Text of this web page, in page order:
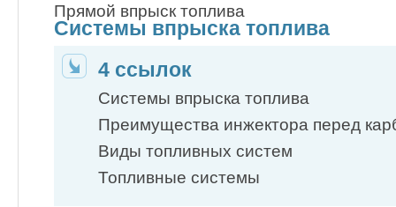
Прямой впрыск топлива
Системы впрыска топлива
4 ссылок
Системы впрыска топлива
Преимущества инжектора перед
Виды топливных систем
Топливные системы